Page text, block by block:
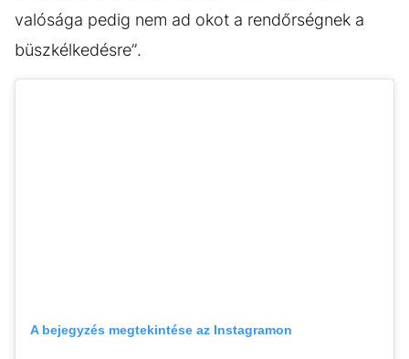
valósága pedig nem ad okot a rendőrségnek a
büszkélkedésre”.
A bejegyzés megtekintése az Instagramon